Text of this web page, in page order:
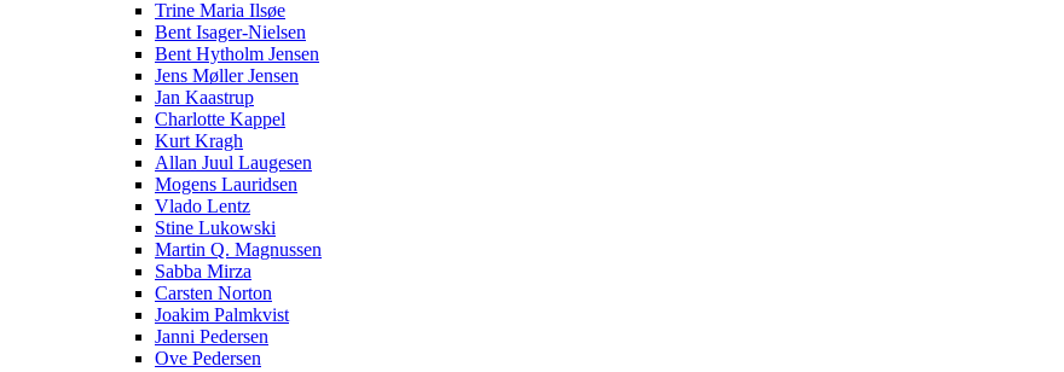
Trine Maria Ilsøe
Bent Isager-Nielsen
Bent Hytholm Jensen
Jens Møller Jensen
Jan Kaastrup
Charlotte Kappel
Kurt Kragh
Allan Juul Laugesen
Mogens Lauridsen
Vlado Lentz
Stine Lukowski
Martin Q. Magnussen
Sabba Mirza
Carsten Norton
Joakim Palmkvist
Janni Pedersen
Ove Pedersen